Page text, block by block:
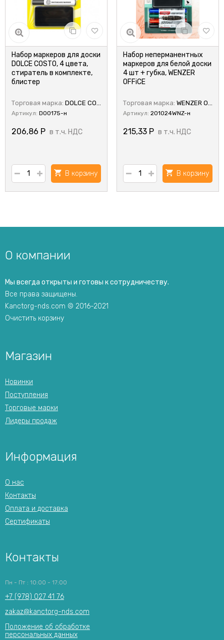
Набор маркеров для доски
DOLCE COSTO, 4 цвета,
стиратель в комплекте,
блистер
Торговая марка: DOLCE COSTO
Артикул: D00175-н
206,86 Р в т.ч. НДС
В корзину
Набор неперманентных
маркеров для белой доски
4 шт + губка, WENZER
OFFiCE
Торговая марка: WENZER OFFiCE
Артикул: 201024WNZ-н
215,33 Р в т.ч. НДС
В корзину
О компании
Мы всегда открыты и готовы к сотрудничеству.
Все права защищены.
Kanctorg-nds.com © 2016-2021
Очистить корзину
Магазин
Новинки
Поступления
Торговые марки
Лидеры продаж
Информация
О нас
Контакты
Оплата и доставка
Сертификаты
Контакты
Пн - Пт : 10:00 - 17:00
+7 (978) 027 41 76
zakaz@kanctorg-nds.com
Положение об обработке
персональных данных